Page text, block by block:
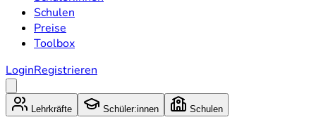
Schulen
Preise
Toolbox
LoginRegistrieren
Lehrkräfte Schüler:innen Schulen